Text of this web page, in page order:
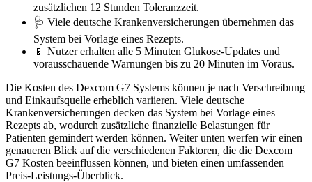
zusätzlichen 12 Stunden Toleranzzeit.
🩺 Viele deutsche Krankenversicherungen übernehmen das
System bei Vorlage eines Rezepts.
📱 Nutzer erhalten alle 5 Minuten Glukose-Updates und
vorausschauende Warnungen bis zu 20 Minuten im Voraus.
Die Kosten des Dexcom G7 Systems können je nach Verschreibung
und Einkaufsquelle erheblich variieren. Viele deutsche
Krankenversicherungen decken das System bei Vorlage eines
Rezepts ab, wodurch zusätzliche finanzielle Belastungen für
Patienten gemindert werden können. Weiter unten werfen wir einen
genaueren Blick auf die verschiedenen Faktoren, die die Dexcom
G7 Kosten beeinflussen können, und bieten einen umfassenden
Preis-Leistungs-Überblick.